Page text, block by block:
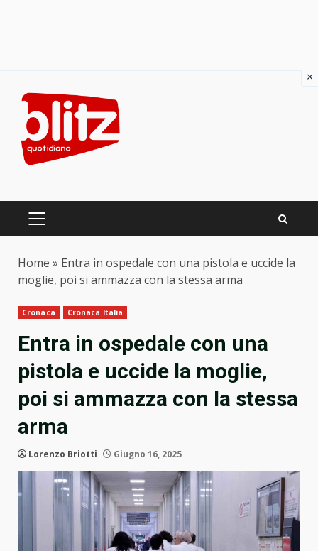
content
PRIMARY
Home » Entra in ospedale con una pistola e uccide la
moglie, poi si ammazza con la stessa arma
Cronaca Cronaca Italia
Entra in ospedale con una
pistola e uccide la moglie,
poi si ammazza con la stessa
arma
Lorenzo Briotti Giugno 16, 2025
×